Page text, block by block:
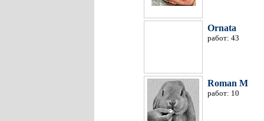
Ornata
работ: 43
Roman M
работ: 10